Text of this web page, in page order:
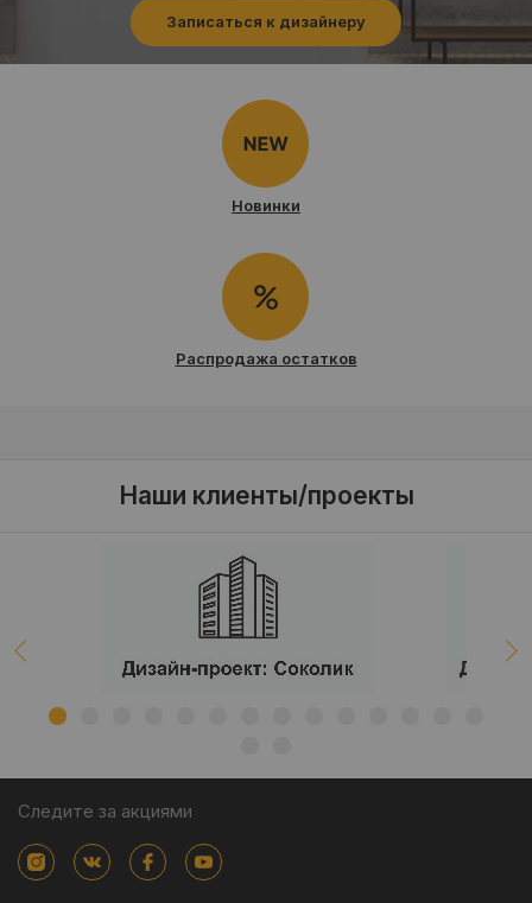
Записаться к дизайнеру
Новинки
Распродажа остатков
Наши клиенты/проекты
Следите за акциями